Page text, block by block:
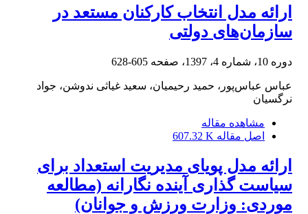
ارائه مدل انتخاب کارکنان مستعد در
سازمان‌های دولتی
دوره 10، شماره 4، 1397، صفحه 605-628
عباس عباس‌پور، حمید رحیمیان، سعید غیاثی ندوشن، جواد
نرگسیان
مشاهده مقاله
اصل مقاله 607.32 K
ارائه مدل پویای مدیریت استعداد برای
سیاست گذاری آینده نگارانه (مطالعه
موردی: وزارت ورزش و جوانان)